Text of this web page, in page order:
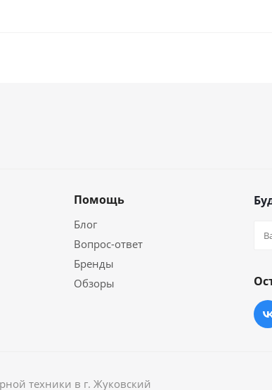
Помощь
Блог
Вопрос-ответ
Бренды
Обзоры
техники в г. Жуковский